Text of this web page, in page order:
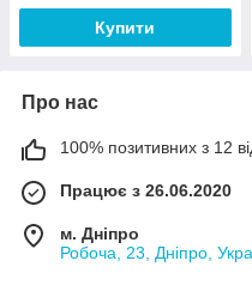
Купити
Про нас
100% позитивних з 12
Працює з 26.06.2020
м. Дніпро
Робоча, 23, Дніпро,